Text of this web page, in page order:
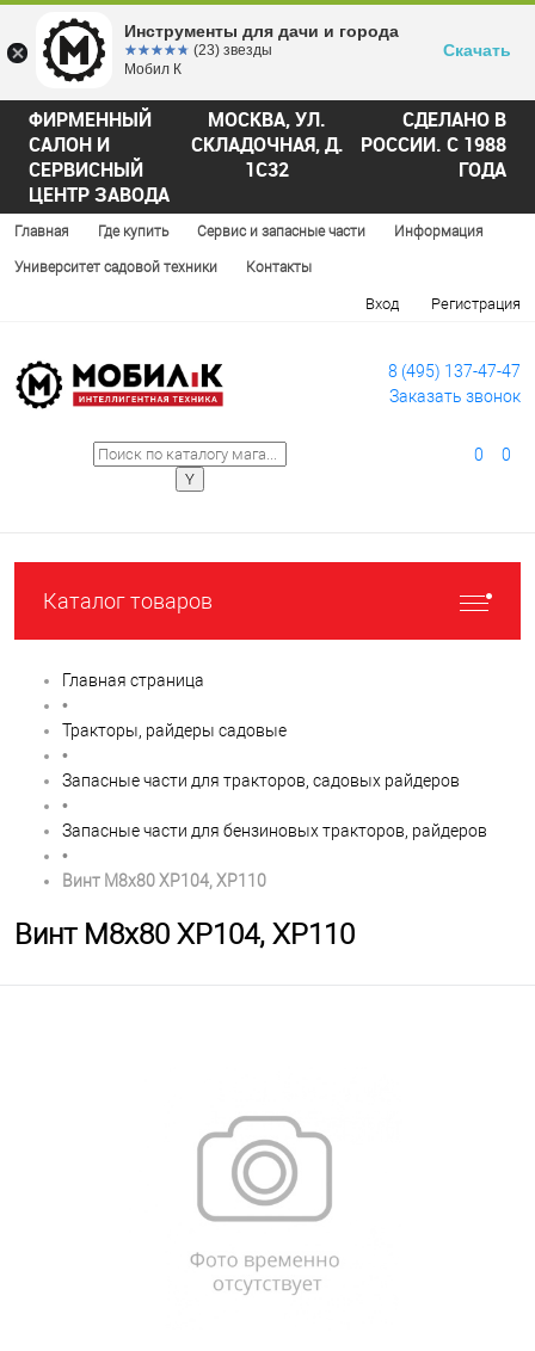
ФИРМЕННЫЙ
САЛОН И
СЕРВИСНЫЙ
ЦЕНТР ЗАВОДА
МОСКВА, УЛ.
СКЛАДОЧНАЯ, Д.
1С32
СДЕЛАНО В
РОССИИ. С 1988
ГОДА
Главная Где купить Сервис и запасные части Информация
Университет садовой техники Контакты
Вход Регистрация
8 (495) 137-47-47
Заказать звонок
0 0
Каталог товаров
Главная страница
•
Тракторы, райдеры садовые
•
Запасные части для тракторов, садовых райдеров
•
Запасные части для бензиновых тракторов, райдеров
•
Винт М8х80 XP104, XP110
Винт М8х80 XP104, XP110
Инструменты для дачи и города
☆☆☆☆☆
★★★★★ (23) звезды
Мобил К
Скачать